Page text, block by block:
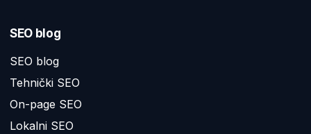
SEO blog
SEO blog
Tehnički SEO
On-page SEO
Lokalni SEO